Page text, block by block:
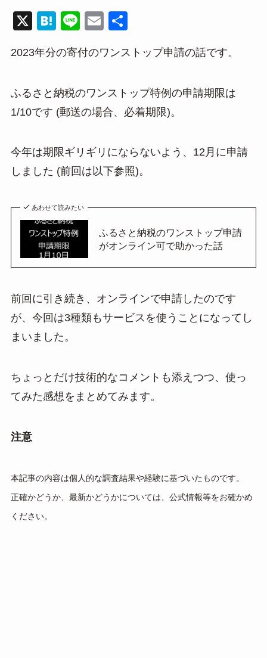
X
H
e
a
Li
e
E
ail
2023年分の寄付のワンストップ申請の話です。
ふるさと納税のワンストップ特例の申請期限は
1/10です (郵送の場合、必着期限)。
今年は期限ギリギリにならないよう、12月に申請
しました (前回は以下参照)。
あわせて読みたい
ふるさと納税のワンストップ申請
がオンライン可で助かった話
前回に引き続き、オンラインで申請したのです
が、今回は3種類もサービスを使うことになってし
まいました。
ちょっとだけ技術的なコメントも添えつつ、使っ
てみた感想をまとめてみます。
注意
本記事の内容は個人的な調査結果や経験に基づいたものです。
正確かどうか、最新かどうかについては、公式情報等をお確かめ
ください。